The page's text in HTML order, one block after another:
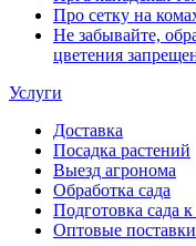
Про сетку на
Не забывайте,
цветения
Услуги
Доставка
Посадка растений
Выезд агронома
Обработка сада
Подготовка сада
Оптовые